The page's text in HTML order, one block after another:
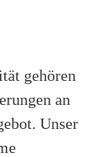
gehören
an
Unser